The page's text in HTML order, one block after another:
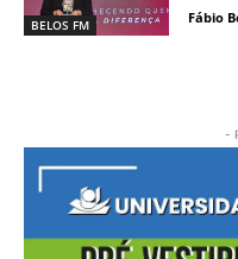
BELOS FM Fábio
-